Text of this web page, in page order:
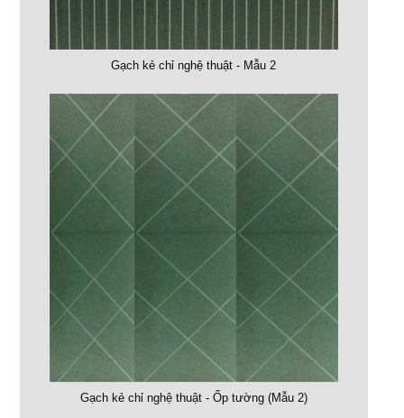
Gạch kẻ chỉ nghệ thuật - Mẫu 2
Gạch kẻ chỉ nghệ thuật - Ốp tường (Mẫu 2)